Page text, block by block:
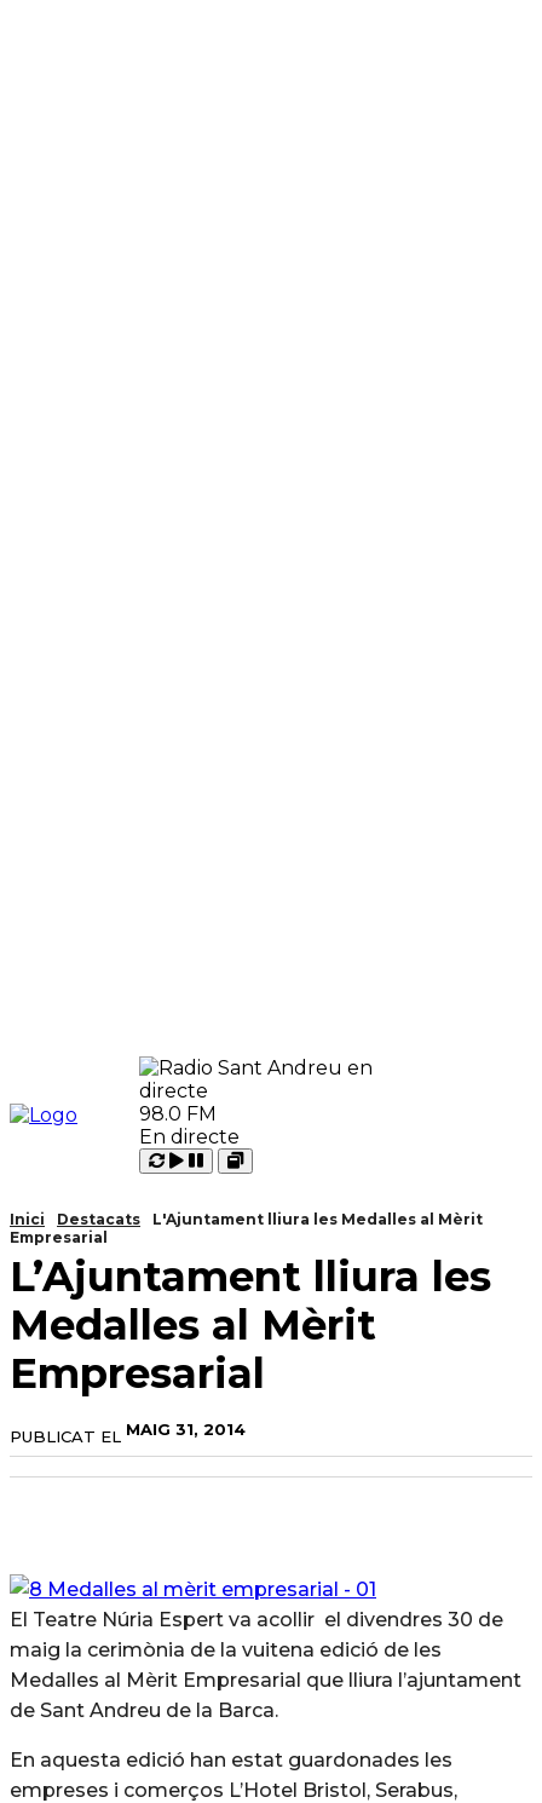
98.0 FM
En directe
Carregant
Reproduir
Pausar
Open
Inici Destacats
L'Ajuntament lliura les Medalles al Mèrit
Empresarial
L’Ajuntament lliura les
Medalles al Mèrit
Empresarial
PUBLICAT EL MAIG 31, 2014
El Teatre Núria Espert va acollir el divendres 30 de
maig la cerimònia de la vuitena edició de les
Medalles al Mèrit Empresarial que lliura l’ajuntament
de Sant Andreu de la Barca.
En aquesta edició han estat guardonades les
empreses i comerços L’Hotel Bristol, Serabus,